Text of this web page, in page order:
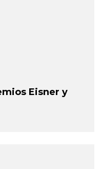
Eisner y